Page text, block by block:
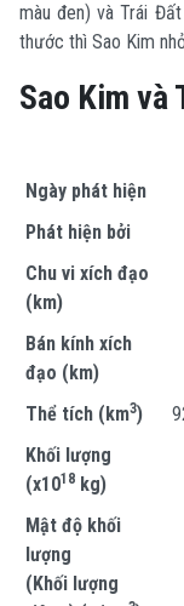
màu đen) và Trái
thước thì Sao Kim
Sao Kim và
Ngày phát hiện
Phát hiện bởi
Chu vi xích đạo
(km)
Bán kính xích
đạo (km)
Thể tích (km3)
Khối lượng
(x1018 kg)
Mật độ khối
lượng
(Khối lượng